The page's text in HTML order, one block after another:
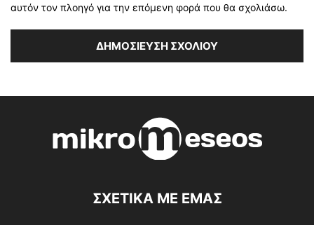
αυτόν τον πλοηγό για την επόμενη φορά που θα σχολιάσω.
ΣΧΕΤΙΚΑ ΜΕ ΕΜΑΣ